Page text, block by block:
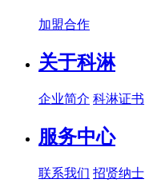
加盟合作
关于科淋
企业简介 科淋证书
服务中心
联系我们 招贤纳士